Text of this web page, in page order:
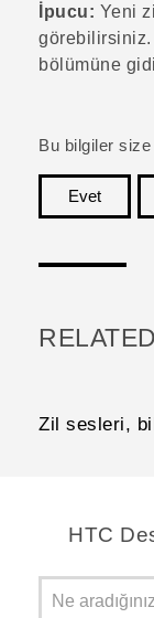
İpucu: Yeni
görebilirsiniz.
bölümüne
Bu bilgiler size
Evet
Zil sesleri,
HTC